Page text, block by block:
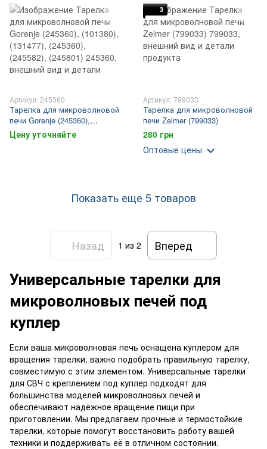
Артикул: 245360
Тарелка для микроволновой
печи Gorenje (245360),
(101380), (131477), (245360),
(245582), (245801)
Цену уточняйте
3
Артикул: 799033
Тарелка для микроволновой
печи Zelmer (799033)
280 грн
Оптовые цены
Показать еще 5 товаров
Назад 1 из 2 Вперед
Универсальные тарелки для
микроволновых печей под
куплер
Если ваша микроволновая печь оснащена куплером для
вращения тарелки, важно подобрать правильную тарелку,
совместимую с этим элементом. Универсальные тарелки
для СВЧ с креплением под куплер подходят для
большинства моделей микроволновых печей и
обеспечивают надёжное вращение пищи при
приготовлении. Мы предлагаем прочные и термостойкие
тарелки, которые помогут восстановить работу вашей
техники и поддерживать её в отличном состоянии.